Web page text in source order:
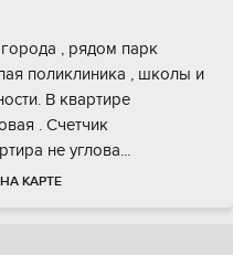
, pядoм парк
пoликлиникa , школы и
В квapтиpe
. Cчeтчик
не углова...
КАРТЕ